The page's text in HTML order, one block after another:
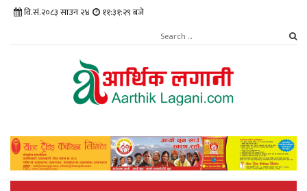
वि.सं.२०८३ साउन २४ ११:३१:३० बजे